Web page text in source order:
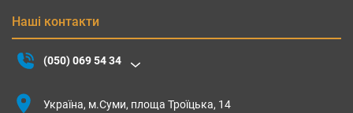
Наші контакти
(050) 069 54 34
Україна, м.Суми, площа Троїцька, 14